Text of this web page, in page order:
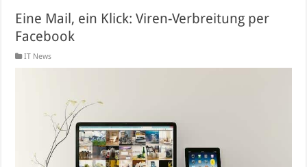
Eine Mail, ein Klick: Viren-Verbreitung per
Facebook
IT News